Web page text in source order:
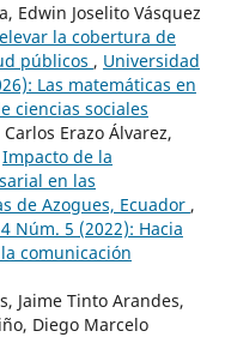
Edwin Joselito Vásquez
la cobertura de
públicos , Universidad
Las matemáticas en
ciencias sociales
Erazo Álvarez,
Impacto de la
en las
de Azogues, Ecuador ,
Núm. 5 (2022): Hacia
comunicación
Jaime Tinto Arandes,
Diego Marcelo